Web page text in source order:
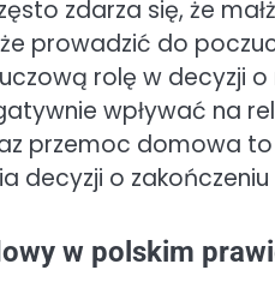
zdarza się, że
prowadzić do
rolę w decyzji
wpływać na
przemoc domowa
o zakończeniu
w polskim